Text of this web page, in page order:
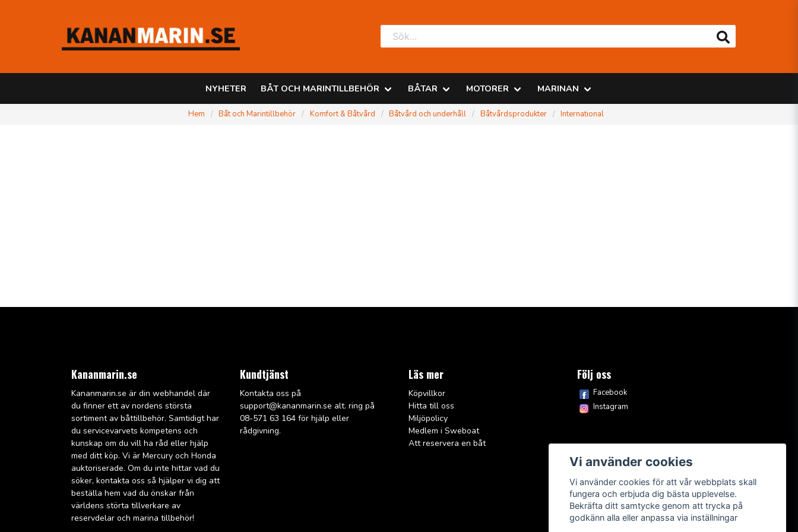
NYHETER BÅT OCH MARINTILLBEHÖR BÅTAR MOTORER MARINAN
Hem Båt och Marintillbehör Komfort & Båtvård Båtvård och underhåll Båtvårdsprodukter International
Kananmarin.se
Kananmarin.se är din webhandel där
du finner ett av nordens största
sortiment av båttillbehör. Samtidigt har
du servicevarvets kompetens och
kunskap om du vill ha råd eller hjälp
med ditt köp. Vi är Mercury och Honda
auktoriserade. Om du inte hittar vad du
söker, kontakta oss så hjälper vi dig att
beställa hem vad du önskar från
världens störta tillverkare av
reservdelar och marina tillbehör!
Kundtjänst
Kontakta oss på
support@kananmarin.se alt. ring på
08-571 63 164 för hjälp eller
rådgivning.
Läs mer
Köpvillkor
Hitta till oss
Miljöpolicy
Medlem i Sweboat
Att reservera en båt
Följ oss
Facebook
Instagram
Vi använder cookies
Vi använder cookies för att vår webbplats skall
fungera och erbjuda dig bästa upplevelse.
Bekräfta ditt samtycke genom att trycka på
godkänn alla eller anpassa via inställningar